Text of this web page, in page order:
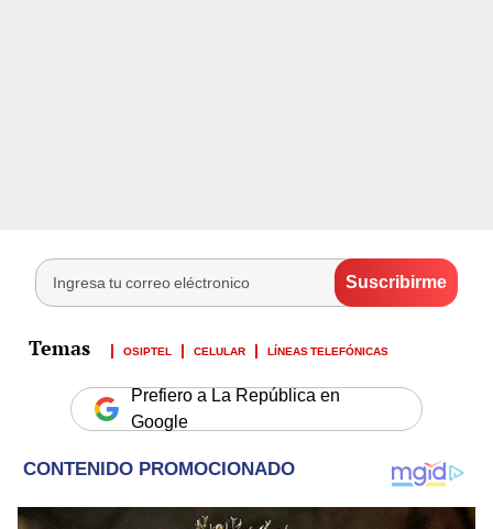
OSIPTEL CELULAR LÍNEAS TELEFÓNICAS
Prefiero a La República en
Google